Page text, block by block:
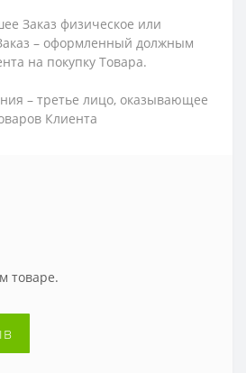
Заказ физическое или
– оформленный должным
на покупку Товара.
– третье лицо, оказывающее
Клиента
товаре.